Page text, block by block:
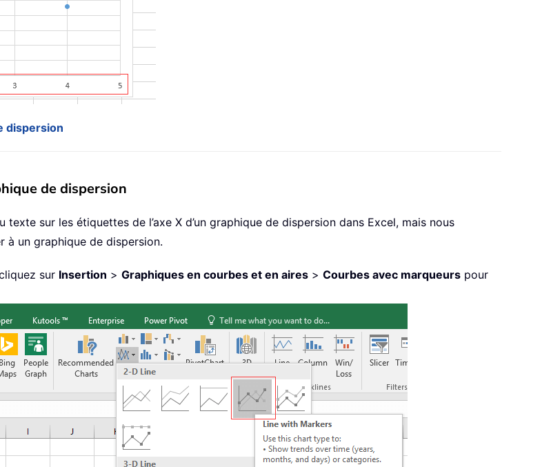
dispersion
de dispersion
sur les étiquettes de l’axe X d’un graphique de dispersion dans Excel, mais nous
à un graphique de dispersion.
sur Insertion > Graphiques en courbes et en aires > Courbes avec marqueurs pour